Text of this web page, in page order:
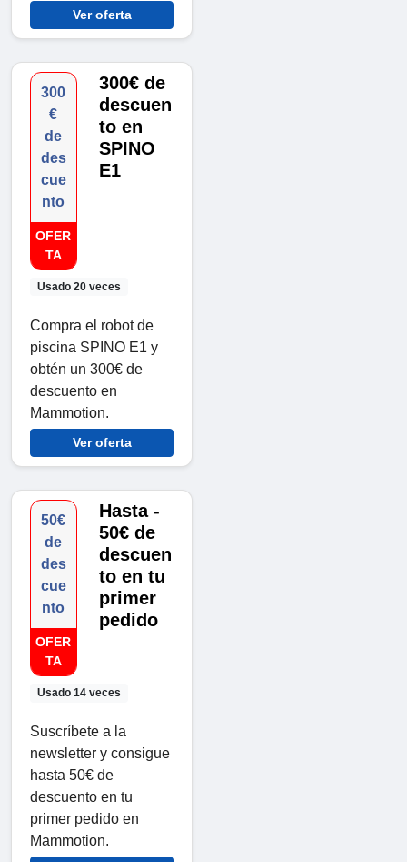
Ver oferta
300
€
de
des
cue
nto
OFER
TA
Usado 20 veces
300€ de
descuen
to en
SPINO
E1
Compra el robot de
piscina SPINO E1 y
obtén un 300€ de
descuento en
Mammotion.
Ver oferta
50€
de
des
cue
nto
OFER
TA
Usado 14 veces
Hasta -
50€ de
descuen
to en tu
primer
pedido
Suscríbete a la
newsletter y consigue
hasta 50€ de
descuento en tu
primer pedido en
Mammotion.